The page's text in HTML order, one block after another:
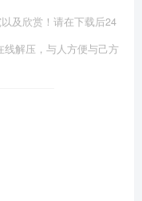
及欣赏！请在下载后24
解压，与人方便与己方